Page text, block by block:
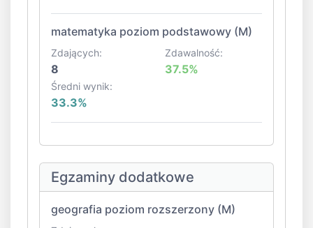
matematyka poziom podstawowy (M)
Zdających:
8
Zdawalność:
37.5%
Średni wynik:
33.3%
Egzaminy dodatkowe
geografia poziom rozszerzony (M)